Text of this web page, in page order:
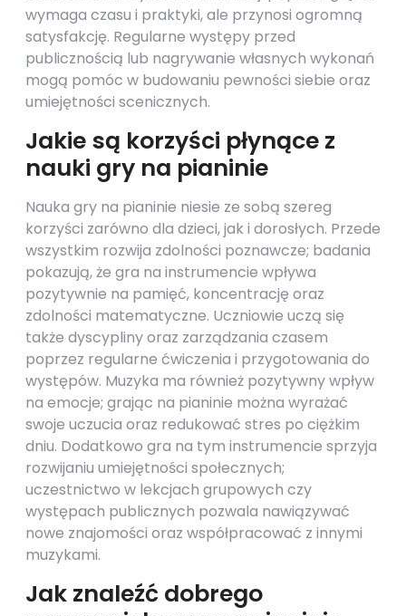
wymaga czasu i praktyki, ale przynosi ogromną
satysfakcję. Regularne występy przed
publicznością lub nagrywanie własnych wykonań
mogą pomóc w budowaniu pewności siebie oraz
umiejętności scenicznych.
Jakie są korzyści płynące z
nauki gry na pianinie
Nauka gry na pianinie niesie ze sobą szereg
korzyści zarówno dla dzieci, jak i dorosłych. Przede
wszystkim rozwija zdolności poznawcze; badania
pokazują, że gra na instrumencie wpływa
pozytywnie na pamięć, koncentrację oraz
zdolności matematyczne. Uczniowie uczą się
także dyscypliny oraz zarządzania czasem
poprzez regularne ćwiczenia i przygotowania do
występów. Muzyka ma również pozytywny wpływ
na emocje; grając na pianinie można wyrażać
swoje uczucia oraz redukować stres po ciężkim
dniu. Dodatkowo gra na tym instrumencie sprzyja
rozwijaniu umiejętności społecznych;
uczestnictwo w lekcjach grupowych czy
występach publicznych pozwala nawiązywać
nowe znajomości oraz współpracować z innymi
muzykami.
Jak znaleźć dobrego